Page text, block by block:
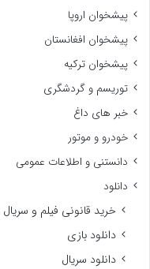
پیشخوان اروپا
پیشخوان افغانستان
پیشخوان ترکیه
توریسم و گردشگری
خبر های داغ
خودرو و موتور
دانستنی و اطلاعات عمومی
دانلود
خرید قانونی فیلم و سریال
دانلود بازی
دانلود سریال